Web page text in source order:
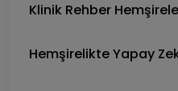
Klinik Rehber
Hemşirelikte Yapay